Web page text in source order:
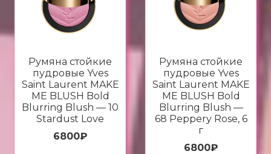
Румяна стойкие
пудровые Yves
Saint Laurent MAKE
ME BLUSH Bold
Blurring Blush — 10
Stardust Love
6800₽
Румяна стойкие
пудровые Yves
Saint Laurent MAKE
ME BLUSH Bold
Blurring Blush —
68 Peppery Rose, 6
г
6800₽